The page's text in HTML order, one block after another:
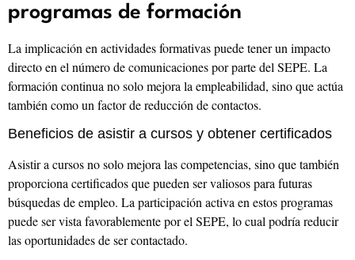
programas de formación
La implicación en actividades formativas puede tener un impacto
directo en el número de comunicaciones por parte del SEPE. La
formación continua no solo mejora la empleabilidad, sino que actúa
también como un factor de reducción de contactos.
Beneficios de asistir a cursos y obtener certificados
Asistir a cursos no solo mejora las competencias, sino que también
proporciona certificados que pueden ser valiosos para futuras
búsquedas de empleo. La participación activa en estos programas
puede ser vista favorablemente por el SEPE, lo cual podría reducir
las oportunidades de ser contactado.